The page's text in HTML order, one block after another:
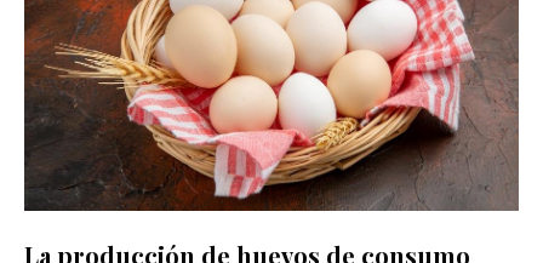
La producción de huevos de consumo